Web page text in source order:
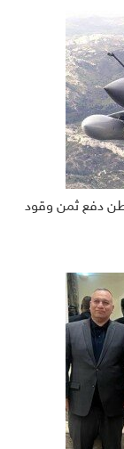
دفع ثمن وقود